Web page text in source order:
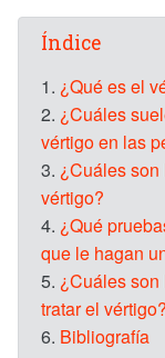
Índice
1. ¿Qué es el
2. ¿Cuáles
vértigo en las
3. ¿Cuáles
vértigo?
4. ¿Qué
que le hagan
5. ¿Cuáles
tratar el vértigo?
6. Bibliografía